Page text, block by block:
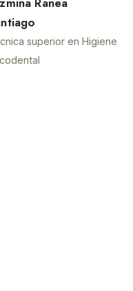
superior en Higiene